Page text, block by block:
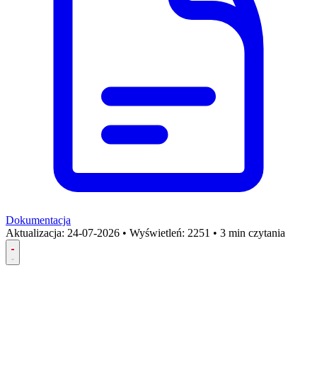
Dokumentacja
Aktualizacja: 24-07-2026 • Wyświetleń: 2251 • 3 min czytania